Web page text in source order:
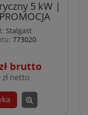
5 kW |
Stalgast
773020